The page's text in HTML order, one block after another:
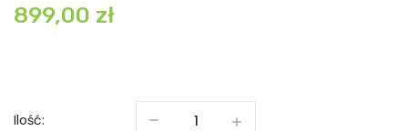
899,00 zł
Ilość: